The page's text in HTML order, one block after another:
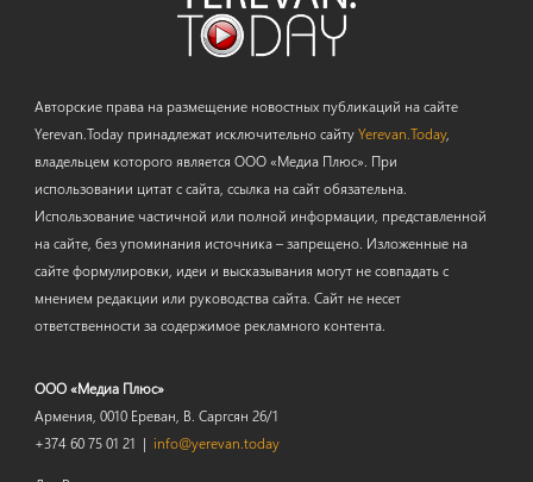
Авторские права на размещение новостных публикаций на сайте
Yerevan.Today принадлежат исключительно сайтуYerevan.Today,
владельцем которого является ООО «Медиа Плюс». При
использовании цитат с сайта, ссылка на сайт обязательна.
Использование частичной или полной информации, представленной
на сайте, без упоминания источника – запрещено. Изложенные на
сайте формулировки, идеи и высказывания могут не совпадать с
мнением редакции или руководства сайта. Сайт не несет
ответственности за содержимое рекламного контента.
ООО «Медиа Плюс»
Армения, 0010 Ереван, В. Саргсян 26/1
+374 60 75 01 21 | info@yerevan.today